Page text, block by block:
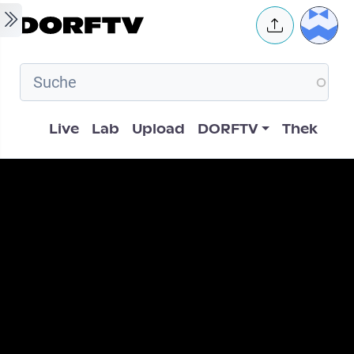
Skip to main content User
Hauptnavigation
Live Lab Upload DORFTV Thek